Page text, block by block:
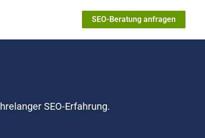
SEO-Beratung anfragen
SEO-Erfahrung.